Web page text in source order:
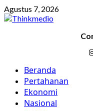
Skip
to
Agustus 7, 2026
Primary
Menu
Beranda
Pertahanan
Ekonomi
Nasional